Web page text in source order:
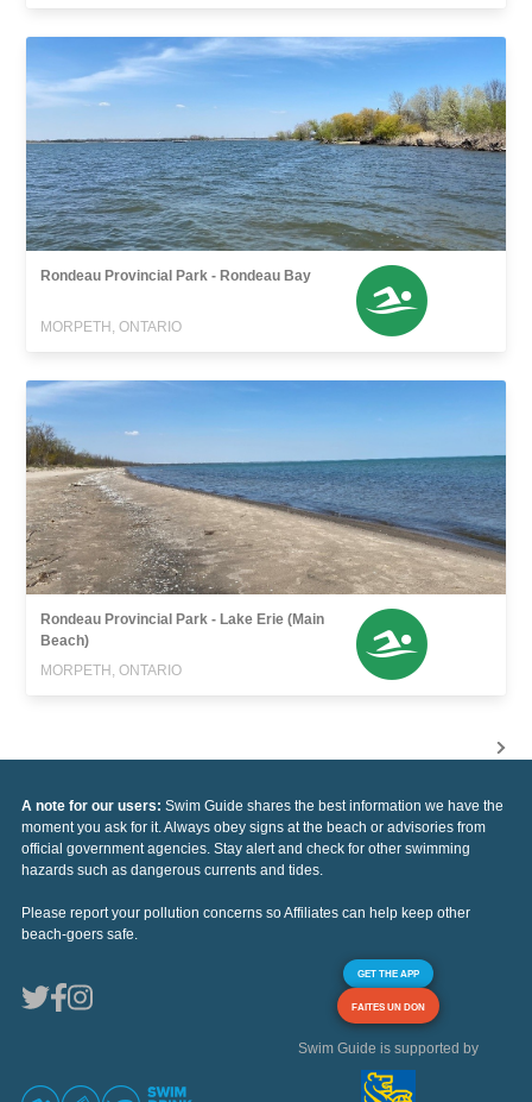
Rondeau Provincial Park - Rondeau Bay
MORPETH, ONTARIO
Rondeau Provincial Park - Lake Erie (Main
Beach)
MORPETH, ONTARIO
A note for our users: Swim Guide shares the best information we have the
moment you ask for it. Always obey signs at the beach or advisories from
official government agencies. Stay alert and check for other swimming
hazards such as dangerous currents and tides.
Please report your pollution concerns so Affiliates can help keep other
beach-goers safe.
GET THE APP
FAITES UN DON
Swim Guide is supported by